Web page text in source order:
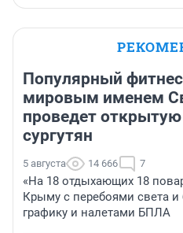
Популярный
мировым именем
проведет
сургутян
5 августа 14 666 7
«На 18 отдыхающих 18
Крыму с перебоями света и
графику и налетами БПЛА